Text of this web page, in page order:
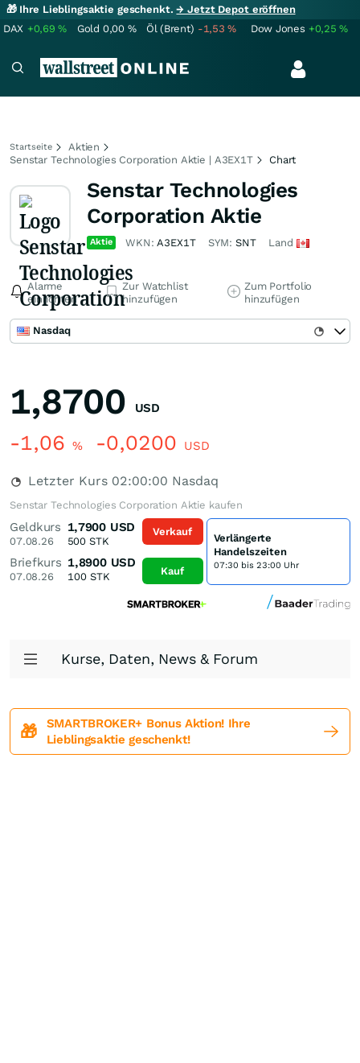
🎁 Ihre Lieblingsaktie geschenkt.→ Jetzt Depot eröffnen
DAX +0,69% Gold 0,00 % Öl (Brent) -1,53% Dow Jones +0,25%
Startseite
Aktien
Senstar Technologies Corporation Aktie | A3EX1T
Chart
Senstar Technologies
Corporation Aktie
Aktie WKN:A3EX1T SYM: SNT Land
Alarme
einrichten
Zur Watchlist
hinzufügen
Zum Portfolio
hinzufügen
Nasdaq
1,8700 USD
-1,06 % -0,0200 USD
Letzter Kurs 02:00:00 Nasdaq
Senstar Technologies Corporation Aktie kaufen
Geldkurs
07.08.26
1,7900 USD
500 STK
Briefkurs
07.08.26
1,8900 USD
100STK
Verkauf
Kauf
Verlängerte
Handelszeiten
07:30 bis 23:00 Uhr
Kurse, Daten, News & Forum
🎁
SMARTBROKER+ Bonus Aktion! Ihre
Lieblingsaktie geschenkt!